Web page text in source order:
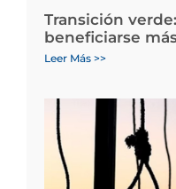
Transición
beneficiarse
Leer Más >>